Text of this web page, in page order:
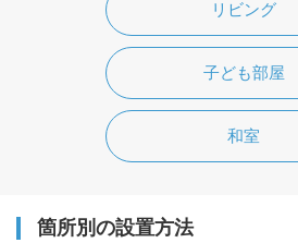
リビング
子ども部屋
和室
箇所別の設置方法